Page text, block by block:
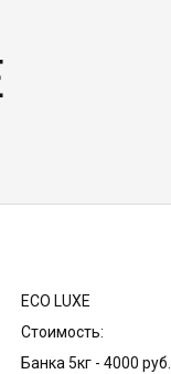
ECO LUXE
Стоимость:
Банка 5кг - 4000 руб.